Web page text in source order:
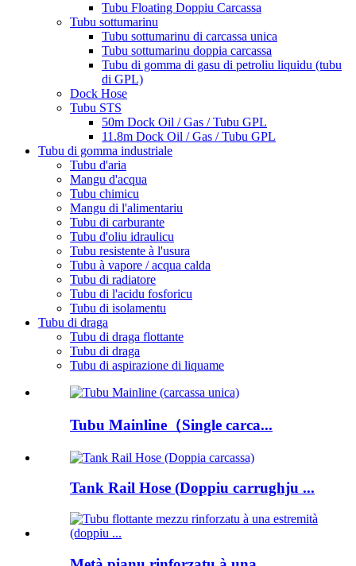
Tubu Floating Doppiu Carcassa
Tubu sottumarinu
Tubu sottumarinu di carcassa unica
Tubu sottumarinu doppia carcassa
Tubu di gomma di gasu di petroliu liquidu (tubu
di GPL)
Dock Hose
Tubu STS
50m Dock Oil / Gas / Tubu GPL
11.8m Dock Oil / Gas / Tubu GPL
Tubu di gomma industriale
Tubu d'aria
Mangu d'acqua
Tubu chimicu
Mangu di l'alimentariu
Tubu di carburante
Tubu d'oliu idraulicu
Tubu resistente à l'usura
Tubu à vapore / acqua calda
Tubu di radiatore
Tubu di l'acidu fosforicu
Tubu di isolamentu
Tubu di draga
Tubu di draga flottante
Tubu di draga
Tubu di aspirazione di liquame
Tubu Mainline（Single carca...
Tank Rail Hose (Doppiu carrughju ...